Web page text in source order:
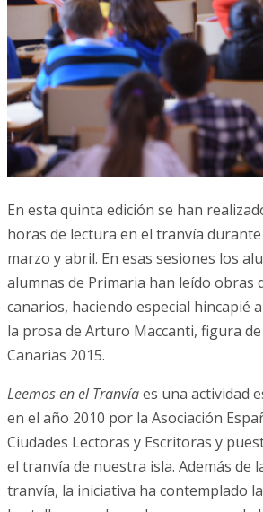
En esta quinta edición se han
horas de lectura en el tranvía durante
marzo y abril. En esas sesiones los
alumnas de Primaria han leído obras
canarios, haciendo especial hincapié
la prosa de Arturo Maccanti, figura
Canarias 2015.
Leemos en el Tranvíaes una actividad
en el año 2010 por la Asociación
Ciudades Lectoras y Escritoras y
el tranvía de nuestra isla. Además de
tranvía, la iniciativa ha contemplado